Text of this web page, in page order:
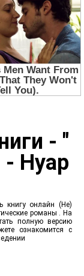
- "
Нуар
книгу онлайн (Не)
романы . На
полную версию
ознакомится с